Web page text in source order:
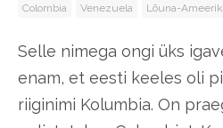
Colombia Venezuela Lõuna-
Selle nimega ongi üks
enam, et eesti keeles oli
riiginimi Kolumbia. On